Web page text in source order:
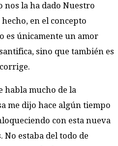
nos la ha dado Nuestro
en el concepto
es únicamente un amor
sino que también es
habla mucho de la
me dijo hace algún tiempo
con esta nueva
No estaba del todo de